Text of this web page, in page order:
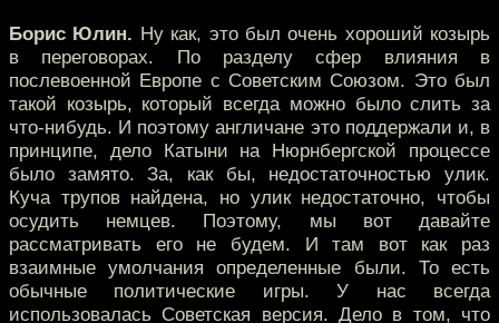
Борис Юлин. Ну как, это был очень хороший козырь
в переговорах. По разделу сфер влияния в
послевоенной Европе с Советским Союзом. Это был
такой козырь, который всегда можно было слить за
что-нибудь. И поэтому англичане это поддержали и, в
принципе, дело Катыни на Нюрнбергской процессе
было замято. За, как бы, недостаточностью улик.
Куча трупов найдена, но улик недостаточно, чтобы
осудить немцев. Поэтому, мы вот давайте
рассматривать его не будем. И там вот как раз
взаимные умолчания определенные были. То есть
обычные политические игры. У нас всегда
использовалась Советская версия. Дело в том, что